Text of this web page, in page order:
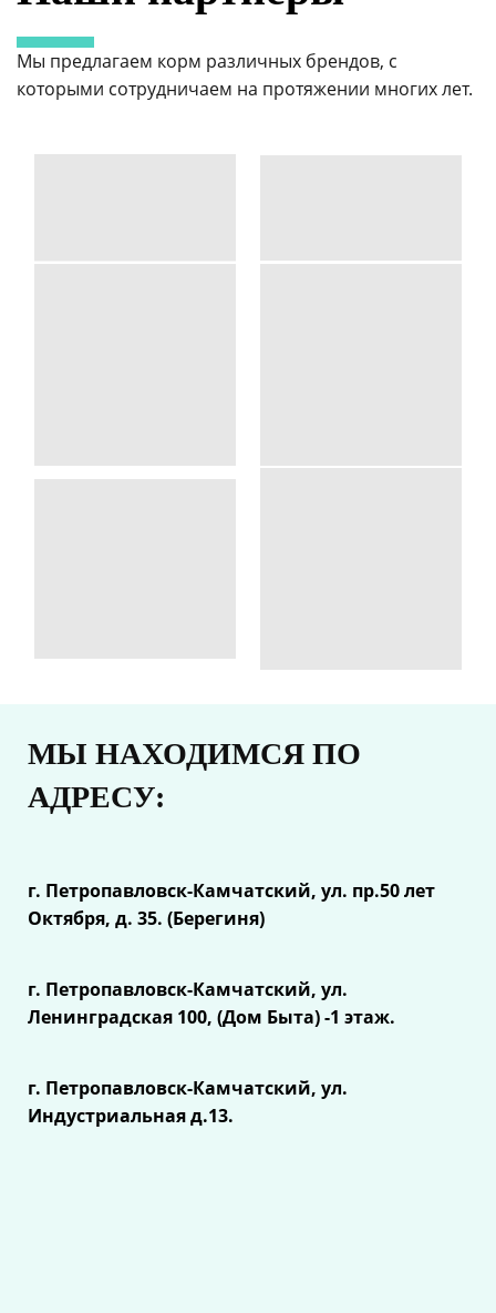
Мы предлагаем корм различных брендов, с
которыми сотрудничаем на протяжении многих лет.
МЫ НАХОДИМСЯ ПО
АДРЕСУ:
г. Петропавловск-Камчатский, ул. пр.50 лет
Октября, д. 35. (Берегиня)
г. Петропавловск-Камчатский, ул.
Ленинградская 100, (Дом Быта) -1 этаж.
г. Петропавловск-Камчатский, ул.
Индустриальная д.13.